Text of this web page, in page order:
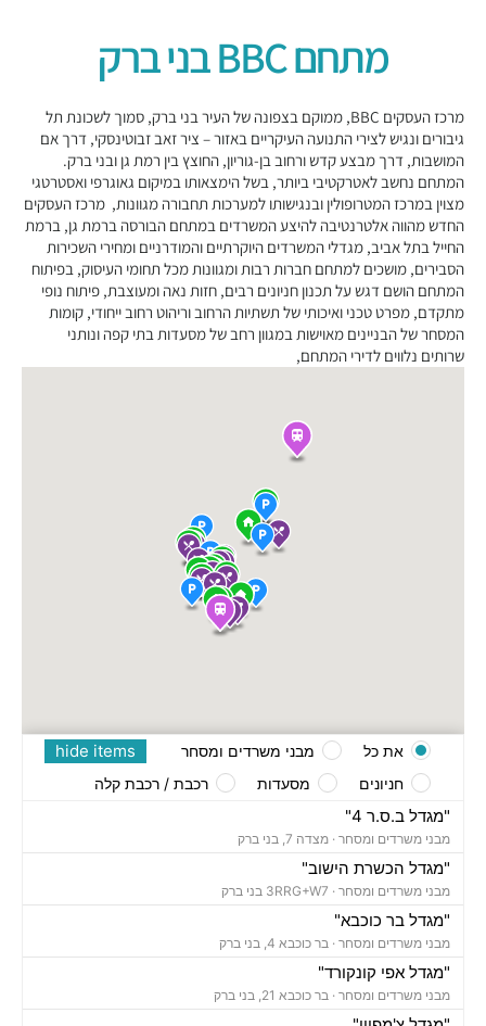
מתחם BBC בני ברק
מרכז העסקים BBC, ממוקם בצפונה של העיר בני ברק, סמוך לשכונת תל
גיבורים ונגיש לצירי התנועה העיקריים באזור – ציר זאב זבוטינסקי, דרך אם
המושבות, דרך מבצע קדש ורחוב בן-גוריון, החוצץ בין רמת גן ובני ברק.
המתחם נחשב לאטרקטיבי ביותר, בשל הימצאותו במיקום גאוגרפי ואסטרטגי
מצוין במרכז המטרופולין ובנגישותו למערכות תחבורה מגוונות, מרכז העסקים
החדש מהווה אלטרנטיבה להיצע המשרדים במתחם הבורסה ברמת גן, ברמת
החייל בתל אביב, מגדלי המשרדים היוקרתיים והמודרניים ומחירי השכירות
הסבירים, מושכים למתחם חברות רבות ומגוונות מכל תחומי העיסוק, בפיתוח
המתחם הושם דגש על תכנון חניונים רבים, חזות נאה ומעוצבת, פיתוח נופי
מתקדם, מפרט טכני ואיכותי של תשתיות הרחוב וריהוט רחוב ייחודי, קומות
המסחר של הבניינים מאוישות במגוון רחב של מסעדות בתי קפה ונותני
שרותים נלווים לדירי המתחם,
"מגדל ב.ס.ר 4"
מבני משרדים ומסחר · מצדה 7, בני ברק
"מגדל הכשרת הישוב"
מבני משרדים ומסחר ·
"מגדל בר כוכבא"
מבני משרדים ומסחר · בר כוכבא 4, בני ברק
"מגדל אפי קונקורד"
מבני משרדים ומסחר · בר כוכבא 21, בני ברק
hide items את כל
מבני משרדים ומסחר
חניונים
מסעדות רכבת / רכבת קלה